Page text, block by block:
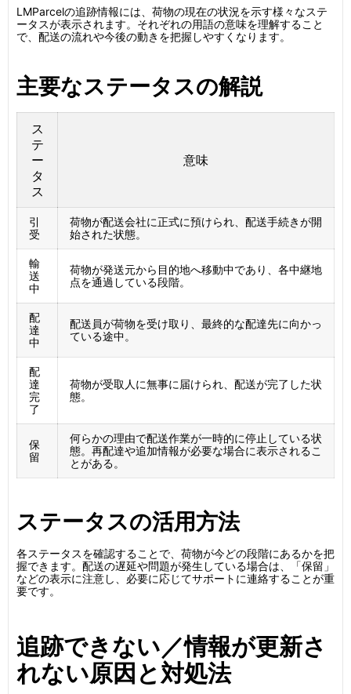
LMParcelの追跡情報には、荷物の現在の状況を示す様々なステ
ータスが表示されます。それぞれの用語の意味を理解すること
で、配送の流れや今後の動きを把握しやすくなります。
主要なステータスの解説
ス
テ
ー
タ
ス
意味
引
受
荷物が配送会社に正式に預けられ、配送手続きが開
始された状態。
輸
送
中
荷物が発送元から目的地へ移動中であり、各中継地
点を通過している段階。
配
達
中
配送員が荷物を受け取り、最終的な配達先に向かっ
ている途中。
配
達
完
了
荷物が受取人に無事に届けられ、配送が完了した状
態。
保
留
何らかの理由で配送作業が一時的に停止している状
態。再配達や追加情報が必要な場合に表示されるこ
とがある。
ステータスの活用方法
各ステータスを確認することで、荷物が今どの段階にあるかを把
握できます。配送の遅延や問題が発生している場合は、「保留」
などの表示に注意し、必要に応じてサポートに連絡することが重
要です。
追跡できない／情報が更新さ
れない原因と対処法